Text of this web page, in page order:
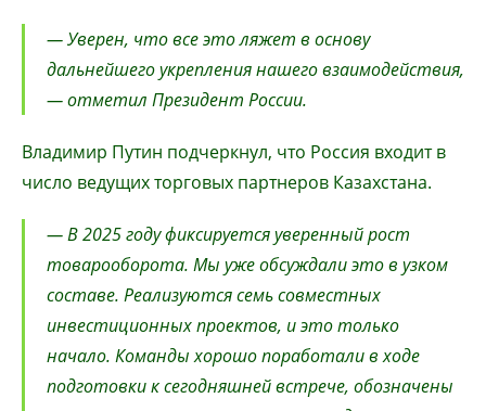
— Уверен, что все это ляжет в основу
дальнейшего укрепления нашего взаимодействия,
— отметил Президент России.
Владимир Путин подчеркнул, что Россия входит в
число ведущих торговых партнеров Казахстана.
— В 2025 году фиксируется уверенный рост
товарооборота. Мы уже обсуждали это в узком
составе. Реализуются семь совместных
инвестиционных проектов, и это только
начало. Команды хорошо поработали в ходе
подготовки к сегодняшней встрече, обозначены